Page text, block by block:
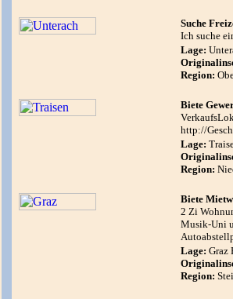
Suche
Ich suche
Lage:
Region:
Biete
http://
Lage:
Region:
Biete
2 Zi
Musik-Uni
Lage: Graz
Region: